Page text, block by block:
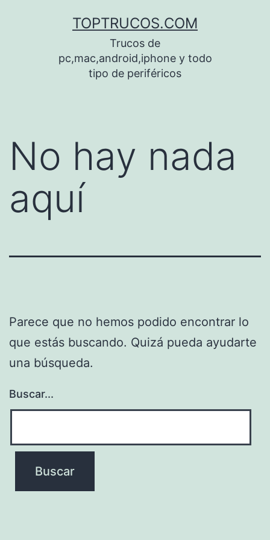
TOPTRUCOS.COM
Trucos de
pc,mac,android,iphone y todo
tipo de periféricos
No hay nada
aquí
Parece que no hemos podido encontrar lo
que estás buscando. Quizá pueda ayudarte
una búsqueda.
Buscar...